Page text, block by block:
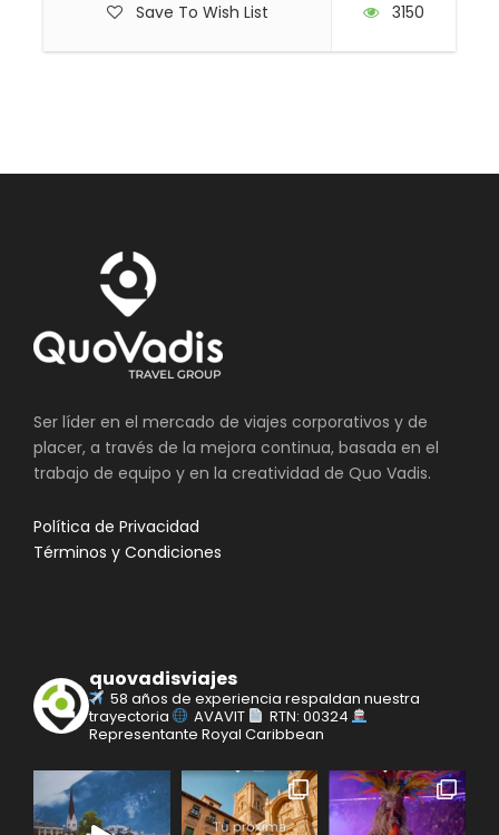
Save To Wish List 3150
Ser líder en el mercado de viajes corporativos y de
placer, a través de la mejora continua, basada en el
trabajo de equipo y en la creatividad de Quo Vadis.
Política de Privacidad
Términos y Condiciones
quovadisviajes
58 años de experiencia respaldan nuestra
trayectoria
AVAVIT
RTN: 00324
Representante Royal Caribbean